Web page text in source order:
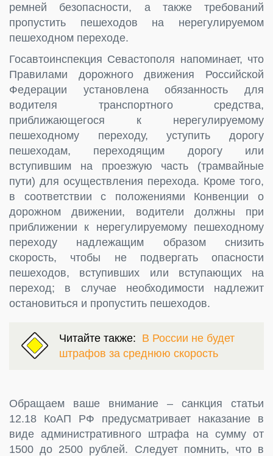
ремней безопасности, а также требований
пропустить пешеходов на нерегулируемом
пешеходном переходе.
Госавтоинспекция Севастополя напоминает, что
Правилами дорожного движения Российской
Федерации установлена обязанность для
водителя транспортного средства,
приближающегося к нерегулируемому
пешеходному переходу, уступить дорогу
пешеходам, переходящим дорогу или
вступившим на проезжую часть (трамвайные
пути) для осуществления перехода. Кроме того,
в соответствии с положениями Конвенции о
дорожном движении, водители должны при
приближении к нерегулируемому пешеходному
переходу надлежащим образом снизить
скорость, чтобы не подвергать опасности
пешеходов, вступивших или вступающих на
переход; в случае необходимости надлежит
остановиться и пропустить пешеходов.
Читайте также: В России не будет
штрафов за среднюю скорость
Обращаем ваше внимание – санкция статьи
12.18 КоАП РФ предусматривает наказание в
виде административного штрафа на сумму от
1500 до 2500 рублей. Следует помнить, что в